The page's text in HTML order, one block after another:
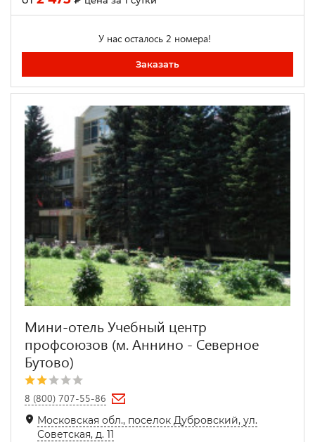
У нас осталось 2 номера!
Заказать
Мини-отель Учебный центр
профсоюзов (м. Аннино - Северное
Бутово)
8 (800) 707-55-86
Московская обл., поселок Дубровский, ул.
Советская, д. 11